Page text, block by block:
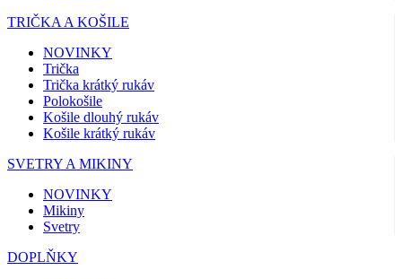
TRIČKA A KOŠILE
NOVINKY
Trička
Trička krátký rukáv
Polokošile
Košile dlouhý rukáv
Košile krátký rukáv
SVETRY A MIKINY
NOVINKY
Mikiny
Svetry
DOPLŇKY